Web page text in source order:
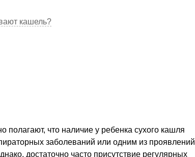
кашель?
полагают, что наличие у ребенка сухого кашля
заболеваний или одним из проявлений
достаточно часто присутствие регулярных